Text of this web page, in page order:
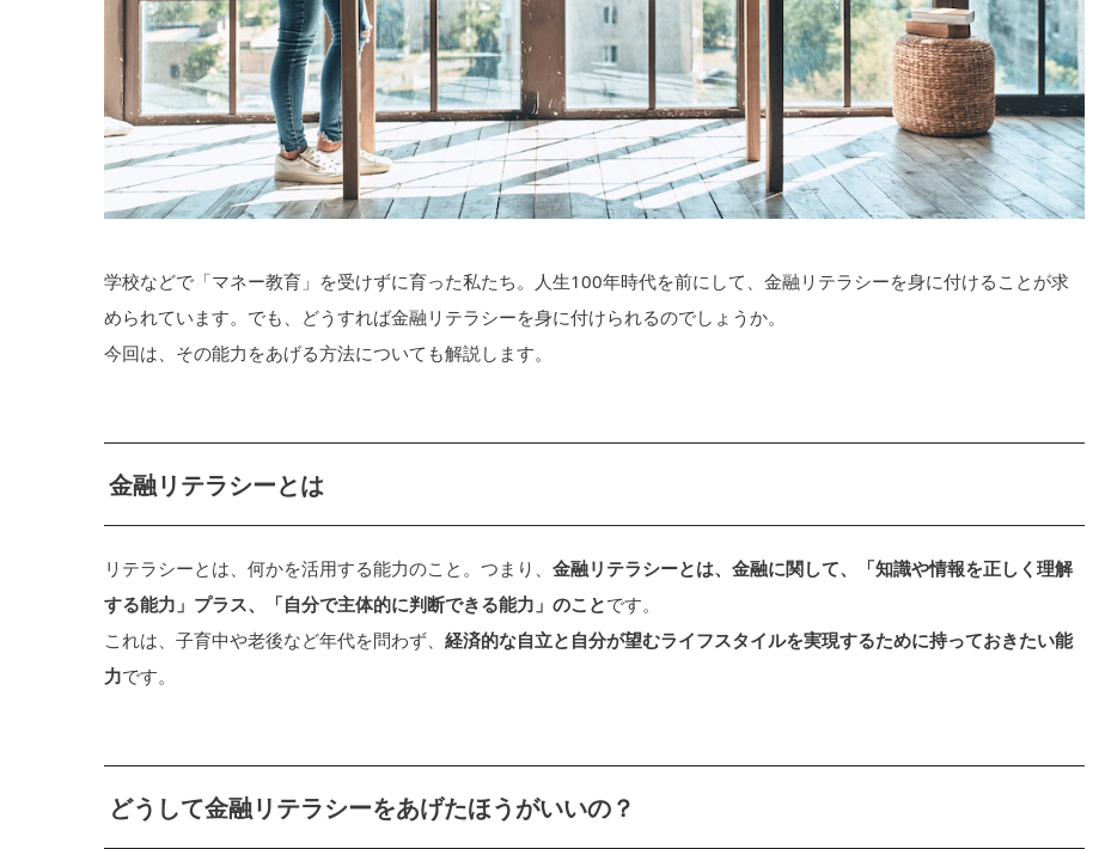
学校などで「マネー教育」を受けずに育った私たち。人生100年時代を前にして、金融リテラシーを身に付けることが求
められています。でも、どうすれば金融リテラシーを身に付けられるのでしょうか。
今回は、その能力をあげる方法についても解説します。
金融リテラシーとは
リテラシーとは、何かを活用する能力のこと。つまり、 金融リテラシーとは、金融に関して、「知識や情報を正しく理解
する能力」プラス、「自分で主体的に判断できる能力」のことです。
これは、子育中や老後など年代を問わず、 経済的な自立と自分が望むライフスタイルを実現するために持っておきたい能
力です。
どうして金融リテラシーをあげたほうがいいの？